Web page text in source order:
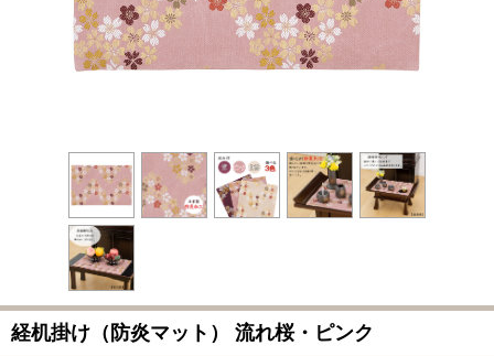
経机掛け（防炎マット） 流れ桜・ピンク